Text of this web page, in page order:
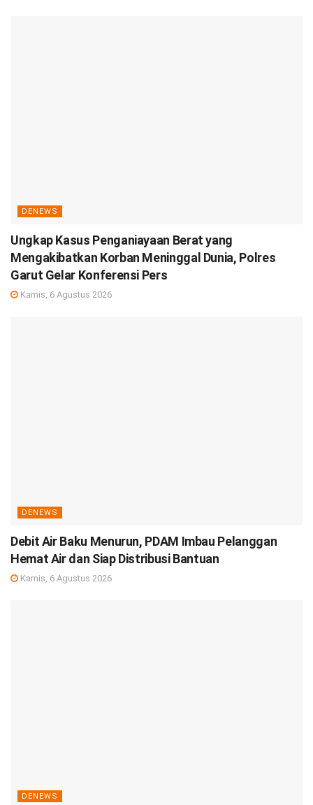
DENEWS
Ungkap Kasus Penganiayaan Berat yang
Mengakibatkan Korban Meninggal Dunia, Polres
Garut Gelar Konferensi Pers
Kamis, 6 Agustus 2026
DENEWS
Debit Air Baku Menurun, PDAM Imbau Pelanggan
Hemat Air dan Siap Distribusi Bantuan
Kamis, 6 Agustus 2026
DENEWS